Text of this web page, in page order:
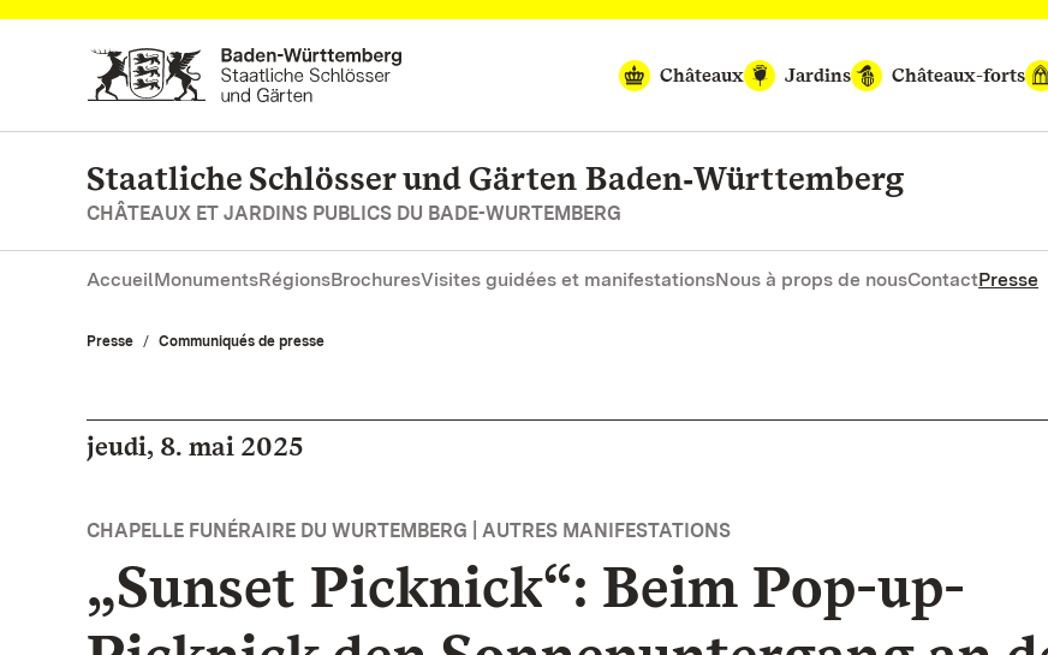
Vers la page d’accueil
Châteaux
Jardins Châteaux-forts
Staatliche Schlösser und Gärten Baden‑Württemberg
CHÂTEAUX ET JARDINS PUBLICS DU BADE-WURTEMBERG
AccueilMonumentsRégionsBrochuresVisites guidées et manifestationsNous à props de nousContactPresse
Presse Communiqués de presse
jeudi, 8. mai 2025
CHAPELLE FUNÉRAIRE DU WURTEMBERG | AUTRES MANIFESTATIONS
„Sunset Picknick“: Beim Pop-up-